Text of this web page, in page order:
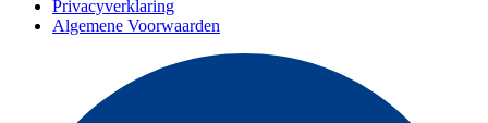
Privacyverklaring
Algemene Voorwaarden